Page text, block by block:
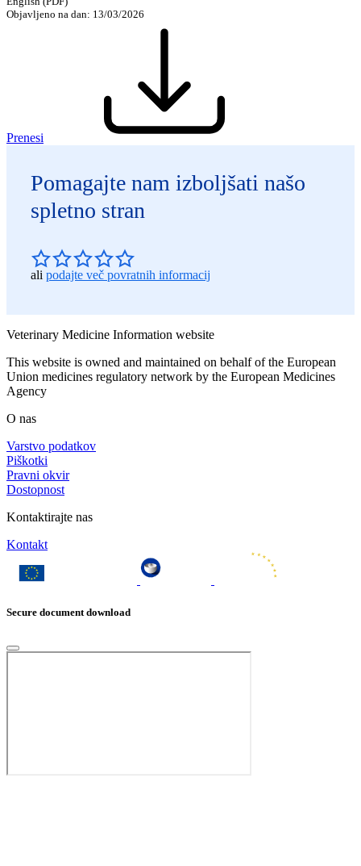
Objavljeno na dan: 13/03/2026
Prenesi
Pomagajte nam izboljšati našo
spletno stran
ali podajte več povratnih informacij
Veterinary Medicine Information website
This website is owned and maintained on behalf of the European
Union medicines regulatory network by the European Medicines
Agency
O nas
Varstvo podatkov
Piškotki
Pravni okvir
Dostopnost
Kontaktirajte nas
Kontakt
Secure document download